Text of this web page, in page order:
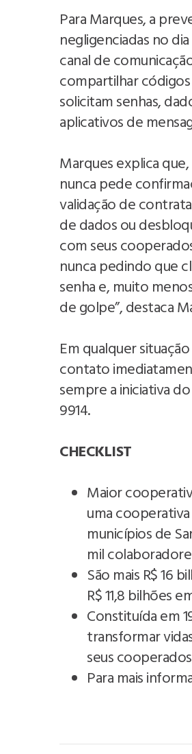
Para Marques, a
negligenciadas no
canal de
compartilhar
solicitam senhas,
aplicativos de
Marques explica
nunca pede
validação de
de dados ou
com seus
nunca pedindo que
senha e, muito
de golpe”, destaca
Em qualquer
contato
sempre a iniciativa
9914.
CHECKLIST
Maior
uma
municípios de
mil
São mais R$ 16
R$ 11,8 bilhões
Constituída em
transformar
seus
Para mais